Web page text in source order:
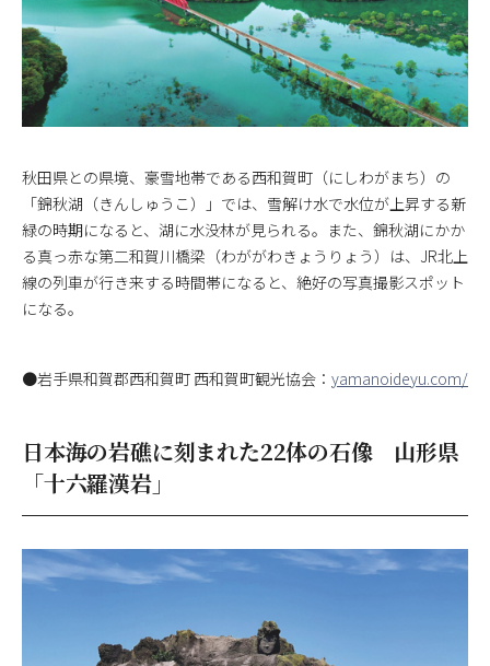
秋田県との県境、豪雪地帯である西和賀町（にしわがまち）の
「錦秋湖（きんしゅうこ）」では、雪解け水で水位が上昇する新
緑の時期になると、湖に水没林が見られる。また、錦秋湖にかか
る真っ赤な第二和賀川橋梁（わががわきょうりょう）は、JR北上
線の列車が行き来する時間帯になると、絶好の写真撮影スポット
になる。
●岩手県和賀郡西和賀町 西和賀町観光協会： yamanoideyu.com/
日本海の岩礁に刻まれた22体の石像 山形県
「十六羅漢岩」